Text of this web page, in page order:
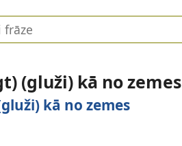
(gluži) kā no zemes
kā no zemes